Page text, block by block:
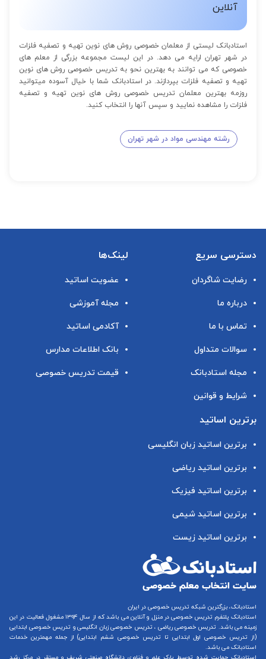
آنلاین
استادبانک لیستی از معلمان خصوصی روش های نوین تهیه و تصفیه فلزات
در شهر تهران ارایه می دهد. در این لیست مجموعه بزرگی از معلم های
خصوصی که می توانند به بهترین نحو به تدریس خصوصی روش های نوین
تهیه و تصفیه فلزات بپردازند. در استادبانک شما با خیال آسوده میتوانید
روزمه بهترین معلمان تدریس خصوصی روش های نوین تهیه و تصفیه
فلزات را مشاهده نمایید و سپس آنها را انتخاب کنید.
رشته مهندسی مواد در شهر تهران
دسترسی سریع
رضایت شاگردان
درباره ما
تماس با ما
سوالات متداول
مجله استادبانک
شرایط و قوانین
لینک‌ها
عضویت اساتید
مجله آموزشی
آکادمی اساتید
بانک اطلاعات مدارس
قیمت تدریس خصوصی
برترین اساتید
برترین اساتید زبان انگلیسی
برترین اساتید ریاضی
برترین اساتید فیزیک
برترین اساتید شیمی
برترین اساتید زیست
استادبانک، بزرگترین شبکه تدریس خصوصی در ایران
استادبانک پلتفرم تدریس خصوصی در منزل و آنلاین
می باشد که از سال ۱۳۹۴ مشغول فعالیت در این
زمینه می باشد. تدریس خصوصی ریاضی ، تدریس خصوصی زبان انگلیسیو تدریس خصوصی ابتدایی
(از تدریس خصوصی اول ابتدایی تا تدریس خصوصی ششم ابتدایی) از جمله مهمترین خدمات
استادبانک می باشد.